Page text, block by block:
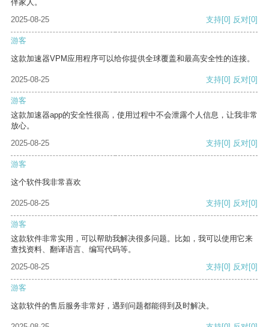
伴家人。
2025-08-25
支持[0] 反对[0]
游客
这款加速器VPM应用程序可以给你提供全球覆盖和最高安全性的连接。
2025-08-25 支持[0] 反对[0]
游客
这款加速器app的安全性很高，使用过程中不会泄露个人信息，让我非常
放心。
2025-08-25
支持[0] 反对[0]
游客
这个软件我非常喜欢
2025-08-25 支持[0] 反对[0]
游客
这款软件非常实用，可以帮助我解决很多问题。比如，我可以使用它来
查找资料、翻译语言、编写代码等。
2025-08-25
支持[0] 反对[0]
游客
这款软件的售后服务非常好，遇到问题都能得到及时解决。